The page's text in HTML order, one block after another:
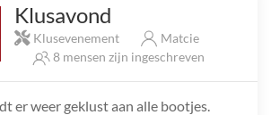
Klusavond
Klusevenement
Matcie
8 mensen zijn ingeschreven
er weer geklust aan alle bootjes.